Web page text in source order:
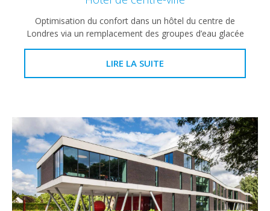
Optimisation du confort dans un hôtel du centre de
Londres via un remplacement des groupes d’eau glacée
LIRE LA SUITE